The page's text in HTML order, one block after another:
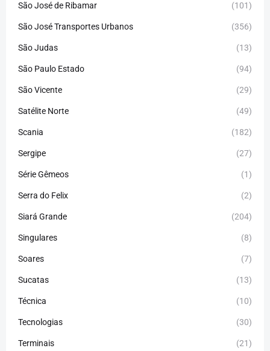
São José de Ribamar (101)
São José Transportes Urbanos (356)
São Judas (13)
São Paulo Estado (94)
São Vicente (29)
Satélite Norte (49)
Scania (182)
Sergipe (27)
Série Gêmeos (1)
Serra do Felix (2)
Siará Grande (204)
Singulares (8)
Soares (7)
Sucatas (13)
Técnica (10)
Tecnologias (30)
Terminais (21)